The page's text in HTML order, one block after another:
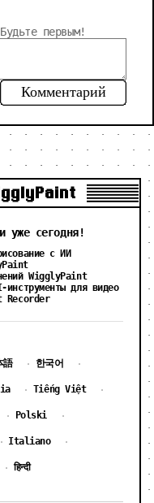
первым!
Комментарий
уже сегодня!
с ИИ
WigglyPaint
инструменты для видео
Recorder
語 · 한국어 ·
· Tiếng Việt ·
· Polski ·
· Italiano ·
· हिन्दी